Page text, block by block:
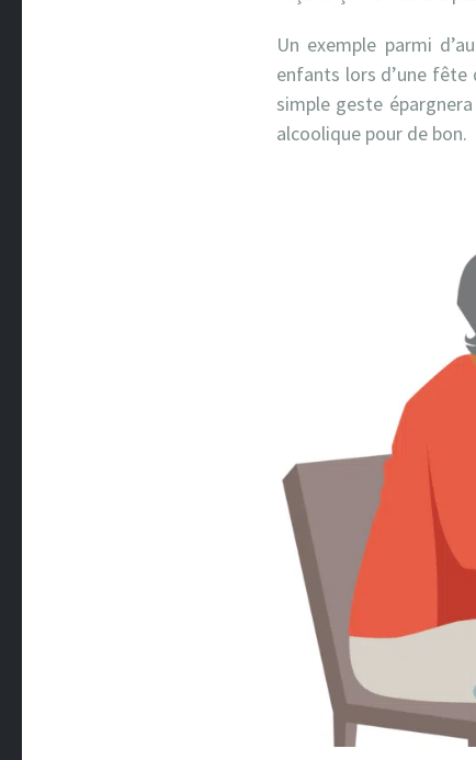
Un exemple parmi
enfants lors d’une
simple geste
alcoolique pour de bon.